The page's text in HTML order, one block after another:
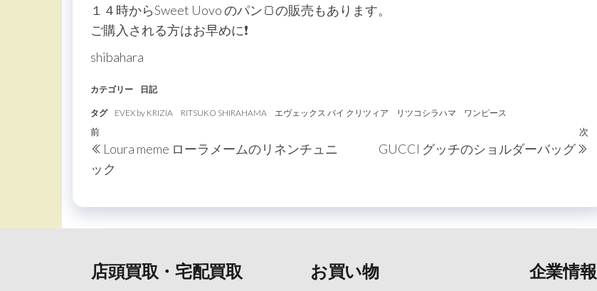
１４時からSweet Uovo のパン🍞の販売もあります。
ご購入される方はお早めに❗️
shibahara
カテゴリー 日記
タグ EVEX by KRIZIA RITSUKO SHIRAHAMA エヴェックス バイ クリツィア リツコシラハマ ワンピース
投
稿
ナ
ビ
ゲ
シ
過
去
の
前
Loura meme ローラメームのリネンチュニ
ック
次
次
GUCCI グッチのショルダーバッグ
店頭買取・宅配買取 お買い物 企業情報